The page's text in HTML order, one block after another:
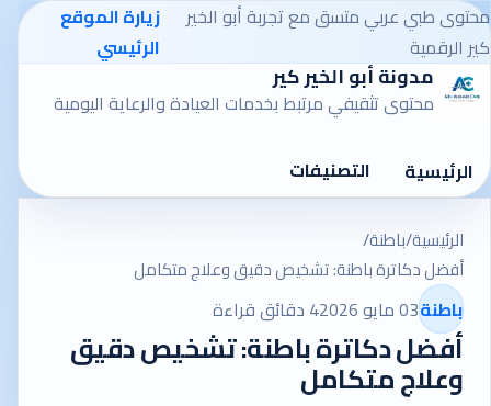
محتوى طبي عربي متسق مع تجربة أبو الخير
كير الرقمية
زيارة الموقع
الرئيسي
مدونة أبو الخير كير
محتوى تثقيفي مرتبط بخدمات العيادة والرعاية اليومية
الرئيسية التصنيفات
الرئيسية/باطنة/
أفضل دكاترة باطنة: تشخيص دقيق وعلاج متكامل
باطنة03 مايو 2026 4 دقائق قراءة
أفضل دكاترة باطنة: تشخيص دقيق
وعلاج متكامل